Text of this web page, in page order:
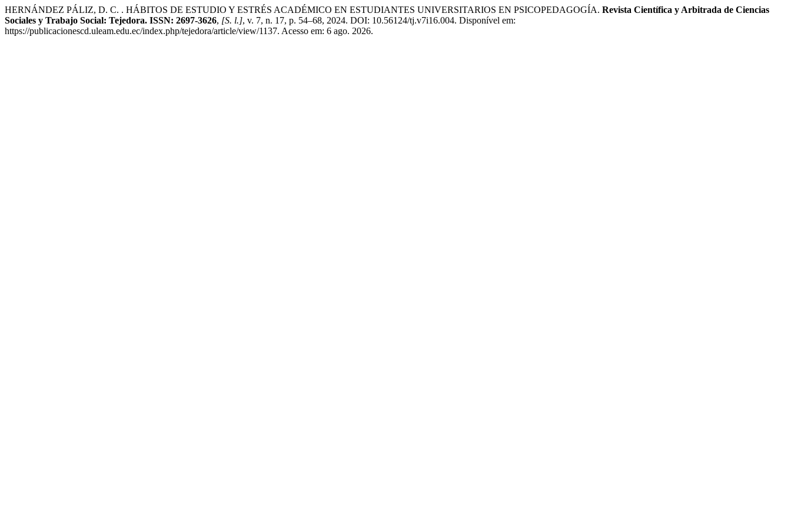
HERNÁNDEZ PÁLIZ, D. C. . HÁBITOS DE ESTUDIO Y ESTRÉS ACADÉMICO EN ESTUDIANTES UNIVERSITARIOS EN PSICOPEDAGOGÍA. Revista Científica y Arbitrada de Ciencias
Sociales y Trabajo Social: Tejedora. ISSN: 2697-3626, [S. l.], v. 7, n. 17, p. 54–68, 2024. DOI: 10.56124/tj.v7i16.004. Disponível em:
https://publicacionescd.uleam.edu.ec/index.php/tejedora/article/view/1137. Acesso em: 6 ago. 2026.